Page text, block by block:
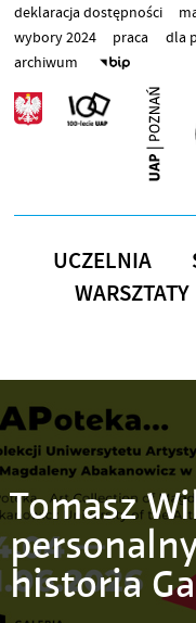
Przejdź do treści
deklaracja dostępności
wybory 2024
praca dla
archiwum
UCZELNIA
WARSZTATY
Tomasz
historia